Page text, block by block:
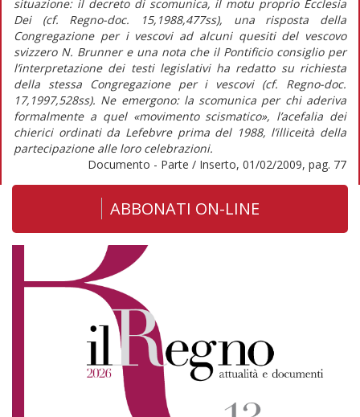
situazione: il decreto di scomunica, il motu proprio Ecclesia
Dei (cf. Regno-doc. 15,1988,477ss), una risposta della
Congregazione per i vescovi ad alcuni quesiti del vescovo
svizzero N. Brunner e una nota che il Pontificio consiglio per
l’interpretazione dei testi legislativi ha redatto su richiesta
della stessa Congregazione per i vescovi (cf. Regno-doc.
17,1997,528ss). Ne emergono: la scomunica per chi aderiva
formalmente a quel «movimento scismatico», l’acefalia dei
chierici ordinati da Lefebvre prima del 1988, l’illiceità della
partecipazione alle loro celebrazioni.
Documento - Parte / Inserto, 01/02/2009, pag. 77
ABBONATI ON-LINE